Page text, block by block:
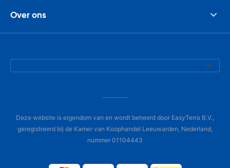
Over ons
Deze website is eigendom van en wordt beheerd door EasyTerra B.V.,
geregistreerd bij de Kamer van Koophandel Leeuwarden, Nederland,
nummer 01104443